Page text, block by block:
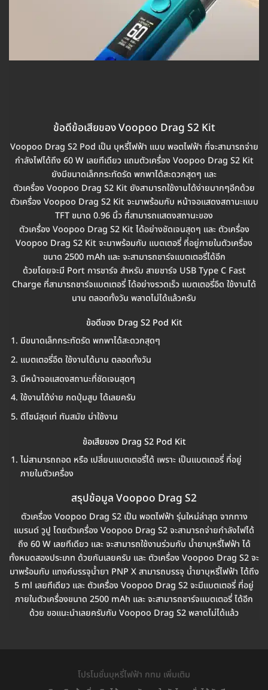
ข้อดีข้อเสียของ Voopoo Drag S2 Kit
Voopoo Drag S2 Pod เป็น บุหรี่ไฟฟ้า แบบ พอตไฟฟ้า ที่จะสามารถจ่าย
กำลังไฟได้ถึง 60 W เลยทีเดียว แถมตัวเครื่อง Voopoo Drag S2 Kit
ยังมีขนาดเล็กกระทัดรัด พกพาได้สะดวกสุดๆ และ
ตัวเครื่อง Voopoo Drag S2 Kit ยังสามารถใช้งานได้ง่ายมากๆอีกด้วย
ตัวเครื่อง Voopoo Drag S2 Kit จะมาพร้อมกับ หน้าจอแสดงสถานะแบบ
TFT ขนาด 0.96 นิ้ว ที่สามารถแสดงสถานะของ
ตัวเครื่อง Voopoo Drag S2 Kit ได้อย่างชัดเจนสุดๆ และ ตัวเครื่อง
Voopoo Drag S2 Kit จะมาพร้อมกับ แบตเตอรี่ ที่อยู่ภายในตัวเครื่อง
ขนาด 2500 mAh และ จะสามารถชาร์จแบตเตอรี่ได้อีก
ด้วยโดยจะมี Port การชาร์จ สำหรับ สายชาร์จ USB Type C Fast
Charge ที่สามารถชาร์จแบตเตอรี่ ได้อย่างรวดเร็ว แบตเตอรี่อึด ใช้งานได้
นาน ตลอดทั้งวัน พลาดไม่ได้แล้วครับ
ข้อดีของ Drag S2 Pod Kit
มีขนาดเล็กกระทัดรัด พกพาได้สะดวกสุดๆ
แบตเตอรี่อึด ใช้งานได้นาน ตลอดทั้งวัน
มีหน้าจอแสดงสถานะที่ชัดเจนสุดๆ
ใช้งานได้ง่าย กดปุ่มสูบ ได้เลยครับ
ดีไซน์สุดเท่ ทันสมัย น่าใช้งาน
ข้อเสียของ Drag S2 Pod Kit
ไม่สามารถถอด หรือ เปลี่ยนแบตเตอรี่ได้ เพราะ เป็นแบตเตอรี่ ที่อยู่
ภายในตัวเครื่อง
สรุปข้อมูล Voopoo Drag S2
ตัวเครื่อง Voopoo Drag S2 เป็น พอตไฟฟ้า รุ่นใหม่ล่าสุด จากทาง
แบรนด์ วูปู โดยตัวเครื่อง Voopoo Drag S2 จะสามารถจ่ายกำลังไฟได้
ถึง 60 W เลยทีเดียว และ จะสามารถใช้งานร่วมกับ น้ำยาบุหรี่ไฟฟ้า ได้
ทั้งหมดสองประเภท ด้วยกันเลยครับ และ ตัวเครื่อง Voopoo Drag S2 จะ
มาพร้อมกับ แทงค์บรรจุน้ำยา PNP X สามารถบรรจุ น้ำยาบุหรี่ไฟฟ้า ได้ถึง
5 ml เลยทีเดียว และ ตัวเครื่อง Voopoo Drag S2 จะมีแบตเตอรี่ ที่อยู่
ภายในตัวเครื่องขนาด 2500 mAh และ จะสามารถชาร์จแบตเตอรี่ ได้อีก
ด้วย ขอแนะนำเลยครับกับ Voopoo Drag S2 พลาดไม่ได้แล้ว
โปรโมชั่นบุหรี่ไฟฟ้า กทม เพิ่มเติม